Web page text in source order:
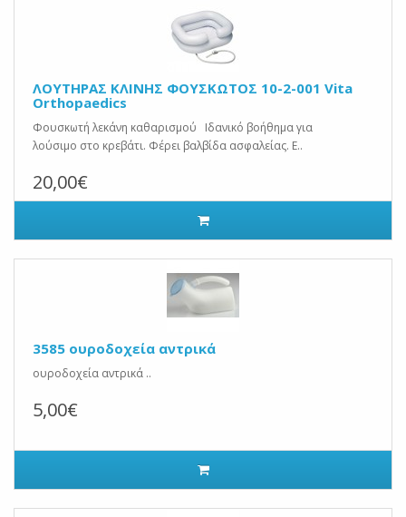
ΛΟΥΤΗΡΑΣ ΚΛΙΝΗΣ ΦΟΥΣΚΩΤΟΣ 10-2-001 Vita
Orthopaedics
Φουσκωτή λεκάνη καθαρισμού Ιδανικό βοήθημα για
λούσιμο στο κρεβάτι. Φέρει βαλβίδα ασφαλείας. Ε..
20,00€
3585 ουροδοχεία αντρικά
ουροδοχεία αντρικά ..
5,00€